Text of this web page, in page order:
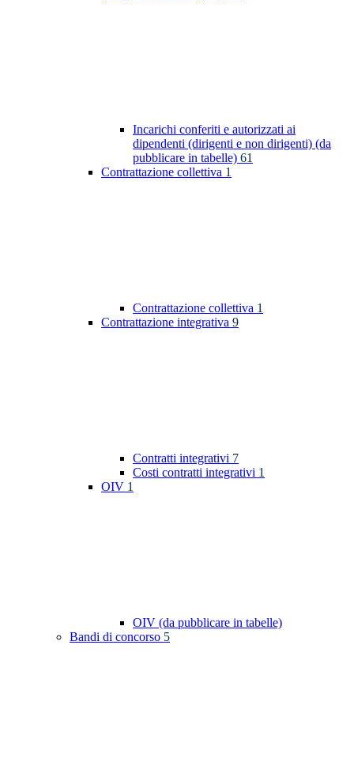
Incarichi conferiti e autorizzati ai
dipendenti (dirigenti e non dirigenti) (da
pubblicare in tabelle) 61
Contrattazione collettiva 1
Contrattazione collettiva 1
Contrattazione integrativa 9
Contratti integrativi 7
Costi contratti integrativi 1
OIV 1
OIV (da pubblicare in tabelle)
Bandi di concorso 5